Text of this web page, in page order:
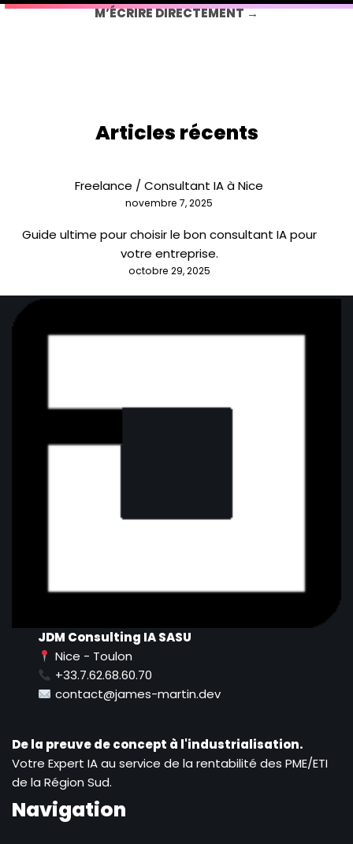
M’ÉCRIRE DIRECTEMENT →
Articles récents
Freelance / Consultant IA à Nice
novembre 7, 2025
Guide ultime pour choisir le bon consultant IA pour
votre entreprise.
octobre 29, 2025
JDM Consulting IA SASU
Nice - Toulon
+33.7.62.68.60.70
contact@james-martin.dev
De la preuve de concept à l'industrialisation.
Votre Expert IA au service de la rentabilité des PME/ETI
de la Région Sud.
Navigation